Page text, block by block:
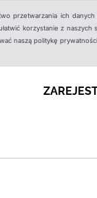
przetwarzania ich
korzystanie z
naszą politykę prywatności.